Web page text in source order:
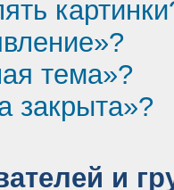
тема»?
закрыта»?
и